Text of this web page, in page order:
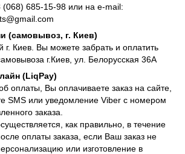
685-15-98 или на e-mail:
(самовывоз, г. Киев)
г. Киев. Вы можете забрать и оплатить
г.Киев, ул. Белорусская 36А
(LiqPay)
оплаты, Вы оплачиваете заказ на сайте,
SMS или уведомление Viber с номером
заказа.
как правильно, в течение
оплаты заказа, если Ваш заказ не
или изготовление в